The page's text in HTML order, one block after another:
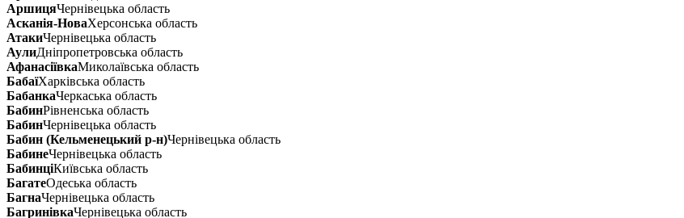
АршицяЧернівецька область
Асканія-НоваХерсонська область
АтакиЧернівецька область
АулиДніпропетровська область
АфанасіївкаМиколаївська область
БабаїХарківська область
БабанкаЧеркаська область
БабинРівненська область
БабинЧернівецька область
Бабин (Кельменецький р-н)Чернівецька область
БабинеЧернівецька область
БабинціКиївська область
БагатеОдеська область
БагнаЧернівецька область
БагринівкаЧернівецька область